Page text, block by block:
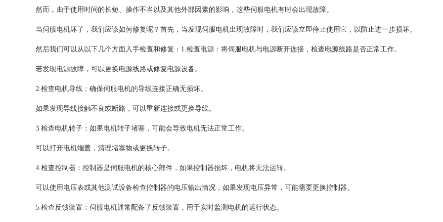
然而，由于使用时间的长短、操作不当以及其他外部因素的影响，这些伺服电机有时会出现故障。
当伺服电机坏了，我们应该如何修复呢？首先，当发现伺服电机出现故障时，我们应该立即停止使用它，以防止进一步损坏。
然后我们可以从以下几个方面入手检查和修复：1.检查电源：将伺服电机与电源断开连接，检查电源线路是否正常工作。
若发现电源故障，可以更换电源线路或修复电源设备。
2.检查电机导线：确保伺服电机的导线连接正确无损坏。
如果发现导线接触不良或断路，可以重新连接或更换导线。
3.检查电机转子：如果电机转子堵塞，可能会导致电机无法正常工作。
可以打开电机端盖，清理堵塞物或更换转子。
4.检查控制器：控制器是伺服电机的核心部件，如果控制器损坏，电机将无法运转。
可以使用电压表或其他测试设备检查控制器的电压输出情况，如果发现电压异常，可能需要更换控制器。
5.检查反馈装置：伺服电机通常配备了反馈装置，用于实时监测电机的运行状态。